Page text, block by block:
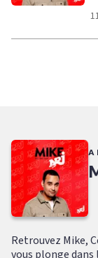
A
Retrouvez Mike,
vous plonge